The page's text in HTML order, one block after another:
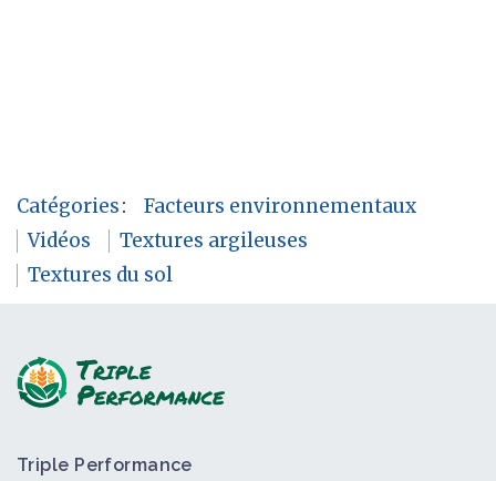
Catégories:
Facteurs environnementaux
Vidéos
Textures argileuses
Textures du sol
Triple Performance